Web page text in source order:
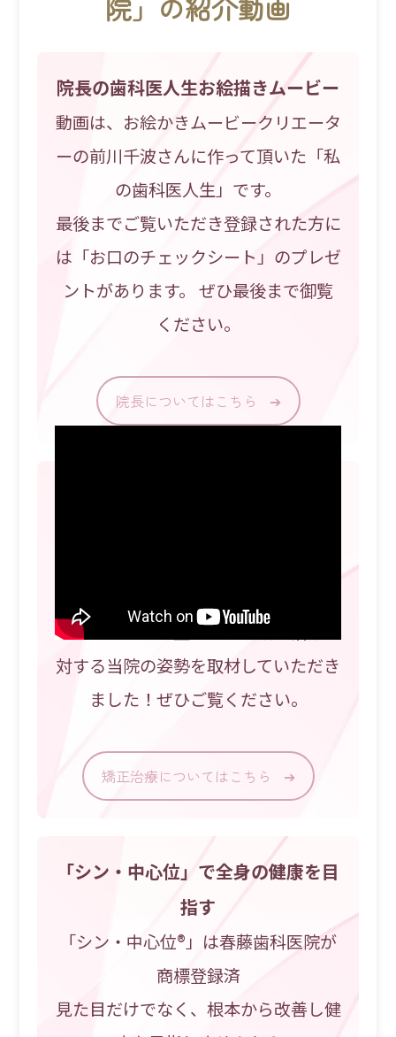
院」の紹介動画
院長の歯科医人生お絵描きムービー
動画は、お絵かきムービークリエータ
ーの前川千波さんに作って頂いた「私
の歯科医人生」です。
最後までご覧いただき登録された方に
は「お口のチェックシート」のプレゼ
ントがあります。 ぜひ最後まで御覧
ください。
院長についてはこちら ➔
のバランスまで整えます！矯正治療に
対する当院の姿勢を取材していただき
ました！ぜひご覧ください。
矯正治療についてはこちら ➔
「シン・中心位」で全身の健康を目
指す
「シン・中心位®️」は春藤歯科医院が
商標登録済
見た目だけでなく、根本から改善し健